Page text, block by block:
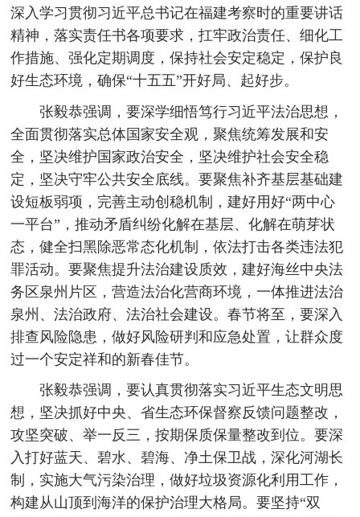
深入学习贯彻习近平总书记在福建考察时的重要讲话
精神，落实责任书各项要求，扛牢政治责任、细化工
作措施、强化定期调度，保持社会安定稳定，保护良
好生态环境，确保“十五五”开好局、起好步。
张毅恭强调，要深学细悟笃行习近平法治思想，
全面贯彻落实总体国家安全观，聚焦统筹发展和安
全，坚决维护国家政治安全，坚决维护社会安全稳
定，坚决守牢公共安全底线。要聚焦补齐基层基础建
设短板弱项，完善主动创稳机制，建好用好“两中心
一平台”，推动矛盾纠纷化解在基层、化解在萌芽状
态，健全扫黑除恶常态化机制，依法打击各类违法犯
罪活动。要聚焦提升法治建设质效，建好海丝中央法
务区泉州片区，营造法治化营商环境，一体推进法治
泉州、法治政府、法治社会建设。春节将至，要深入
排查风险隐患，做好风险研判和应急处置，让群众度
过一个安定祥和的新春佳节。
张毅恭强调，要认真贯彻落实习近平生态文明思
想，坚决抓好中央、省生态环保督察反馈问题整改，
攻坚突破、举一反三，按期保质保量整改到位。要深
入打好蓝天、碧水、碧海、净土保卫战，深化河湖长
制，实施大气污染治理，做好垃圾资源化利用工作，
构建从山顶到海洋的保护治理大格局。要坚持“双